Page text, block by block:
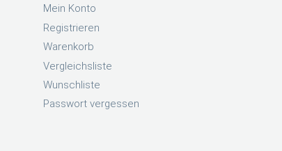
Mein Konto
Registrieren
Warenkorb
Vergleichsliste
Wunschliste
Passwort vergessen